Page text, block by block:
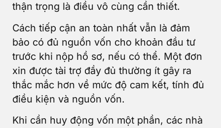
thận trọng là điều vô cùng cần thiết.
Cách tiếp cận an toàn nhất vẫn là đảm
bảo có đủ nguồn vốn cho khoản đầu tư
trước khi nộp hồ sơ, nếu có thể. Một đơn
xin được tài trợ đầy đủ thường ít gây ra
thắc mắc hơn về mức độ cam kết, tính đủ
điều kiện và nguồn vốn.
Khi cần huy động vốn một phần, các nhà